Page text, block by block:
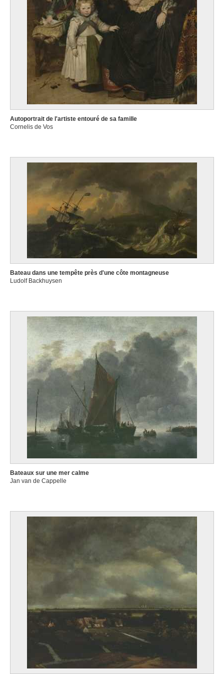
Autoportrait de l'artiste entouré de sa famille
Cornelis de Vos
Bateau dans une tempête près d'une côte montagneuse
Ludolf Backhuysen
Bateaux sur une mer calme
Jan van de Cappelle